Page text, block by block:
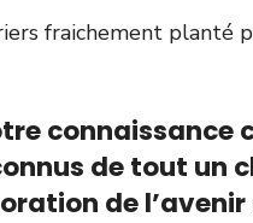
fraichement planté
de tout un
de